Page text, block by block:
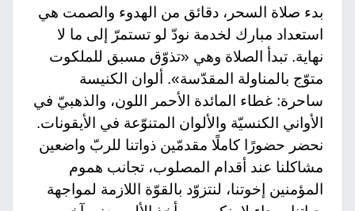
بدء صلاة السحر، دقائق من الهدوء والصمت هي
استعداد مبارك لخدمة نودّ لو تستمرّ إلى ما لا
نهاية. تبدأ الصلاة وهي «تذوّق مسبق للملكوت
متوّج بالمناولة المقدّسة». ألوان الكنيسة
ساحرة: غطاء المائدة الأحمر اللون، والذهبيّ في
الأواني الكنسيّة والألوان المتنوّعة في الأيقونات.
نحضر حضورًا كاملًا مقدمّين ذواتنا للربّ واضعين
مشاكلنا عند أقدام المصلوب، تجانب هموم
المؤمنين إخوتنا، لنتزوّد بالقوّة اللازمة لمواجهة